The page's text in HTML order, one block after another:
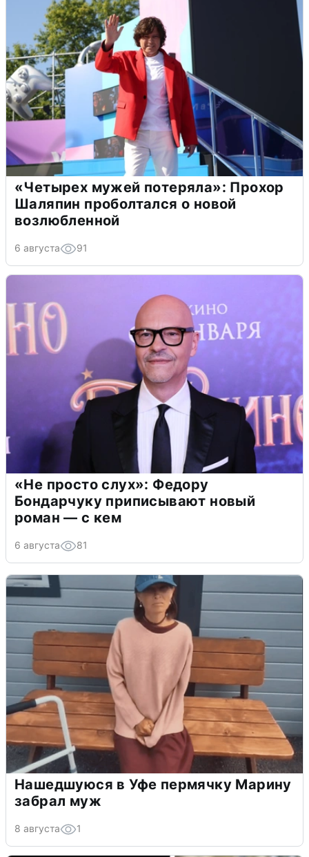
«Четырех мужей потеряла»: Прохор
Шаляпин проболтался о новой
возлюбленной
6 августа 91
«Не просто слух»: Федору
Бондарчуку приписывают новый
роман — с кем
6 августа 81
Нашедшуюся в Уфе пермячку Марину
забрал муж
8 августа 1